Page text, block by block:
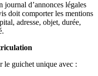
journal d’annonces légales
doit comporter les mentions
adresse, objet, durée,
le guichet unique avec :